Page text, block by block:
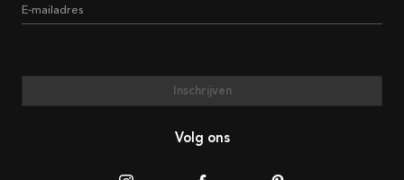
E-mailadres
Inschrijven
Volg ons